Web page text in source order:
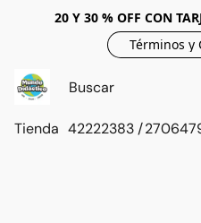
20 Y 30 % OFF CON
Términos y
Tienda 42222383 /